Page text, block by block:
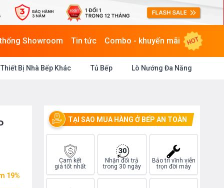
Showroom Tin tức Combo - khuyến mãi HOT
Thiết Bị Nhà Bếp Khác Tủ Bếp Lò Nướng Đa Năng
19%
TẠI SAO MUA HÀNG Ở BẾP AN TOÀN
Cam kết
giá tốt nhất
Nhận đổi trả
trong 30 ngày
Bảo trì vĩnh viễn
trọn đời máy